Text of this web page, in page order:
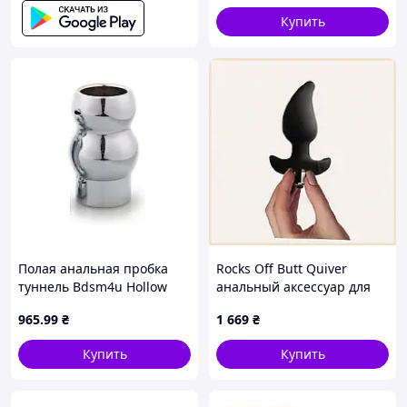
✅ Предоставляем гарантию качества на весь
ассортимент товаров.
✅ Имеем огромный клиентский опыт работы в данной
сфере.
аксессуар
Купить
Полая анальная пробка
туннель Bdsm4u Hollow
965.99 ₴
Купить
Rocks Off Butt Quiver
анальный аксессуар для
1 669 ₴
Купить